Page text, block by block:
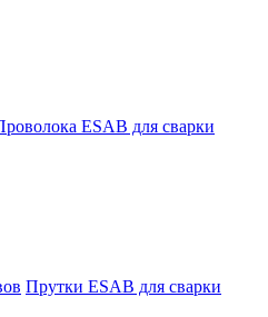
ESAB для сварки
Прутки ESAB для сварки